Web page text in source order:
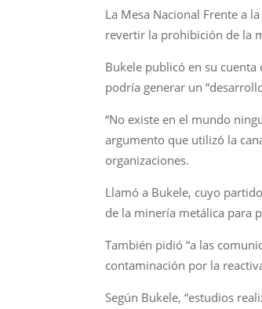
La Mesa Nacional Frente a
revertir la prohibición de la
Bukele publicó en su cuenta
podría generar un
“No existe en el mundo
argumento que utilizó la
organizaciones.
Llamó a Bukele, cuyo
de la minería metálica para
También pidió “a las
contaminación por la
Según Bukele, “estudios